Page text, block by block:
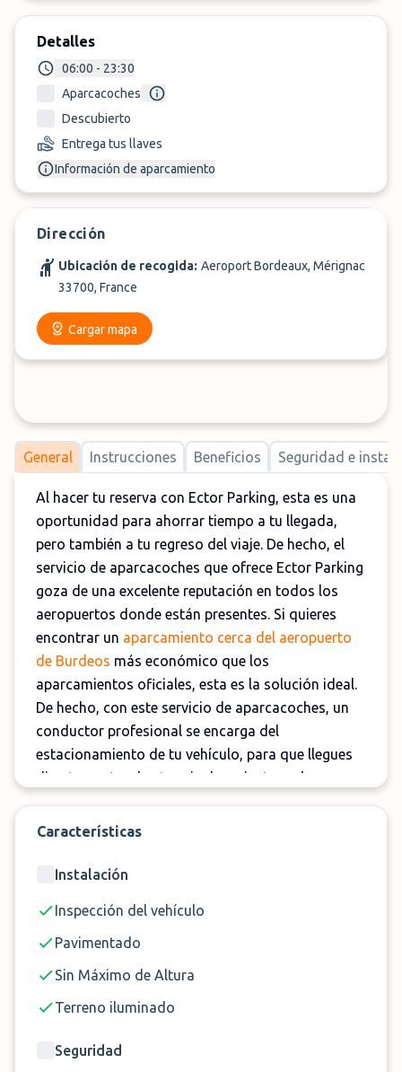
Detalles
06:00 - 23:30
Aparcacoches
Descubierto
Entrega tus llaves
Información de aparcamiento
Dirección
Ubicación de recogida: Aeroport Bordeaux, Mérignac
33700, France
Cargar mapa
General Instrucciones Beneficios Seguridad e
Al hacer tu reserva con Ector Parking, esta es una
oportunidad para ahorrar tiempo a tu llegada,
pero también a tu regreso del viaje. De hecho, el
servicio de aparcacoches que ofrece Ector Parking
goza de una excelente reputación en todos los
aeropuertos donde están presentes. Si quieres
encontrar un aparcamiento cerca del aeropuerto
de Burdeos más económico que los
aparcamientos oficiales, esta es la solución ideal.
De hecho, con este servicio de aparcacoches, un
conductor profesional se encarga del
estacionamiento de tu vehículo, para que llegues
directamente a las terminales mientras ahorras
Disponible de 6:00 de la mañana a las 11:30 de la
Ector Burdeos es muy sencillo. Recibirás el número
directo de tu conductor por SMS antes de su
aparcacoches se ven fácilmente gracias su
uniforme amarillo.
manos, estará estacionado en un aparcamiento
Características
Instalación
Inspección del vehículo
Pavimentado
Sin Máximo de Altura
Terreno iluminado
Seguridad